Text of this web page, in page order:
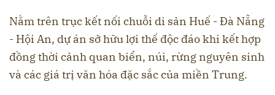
Nằm trên trục kết nối chuỗi di sản Huế - Đà Nẵng
- Hội An, dự án sở hữu lợi thế độc đáo khi kết hợp
đồng thời cảnh quan biển, núi, rừng nguyên sinh
và các giá trị văn hóa đặc sắc của miền Trung.